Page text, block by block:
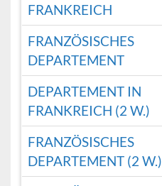
FRANKREICH
FRANZÖSISCHES
DEPARTEMENT
DEPARTEMENT IN
FRANKREICH (2 W.)
FRANZÖSISCHES
DEPARTEMENT (2 W.)